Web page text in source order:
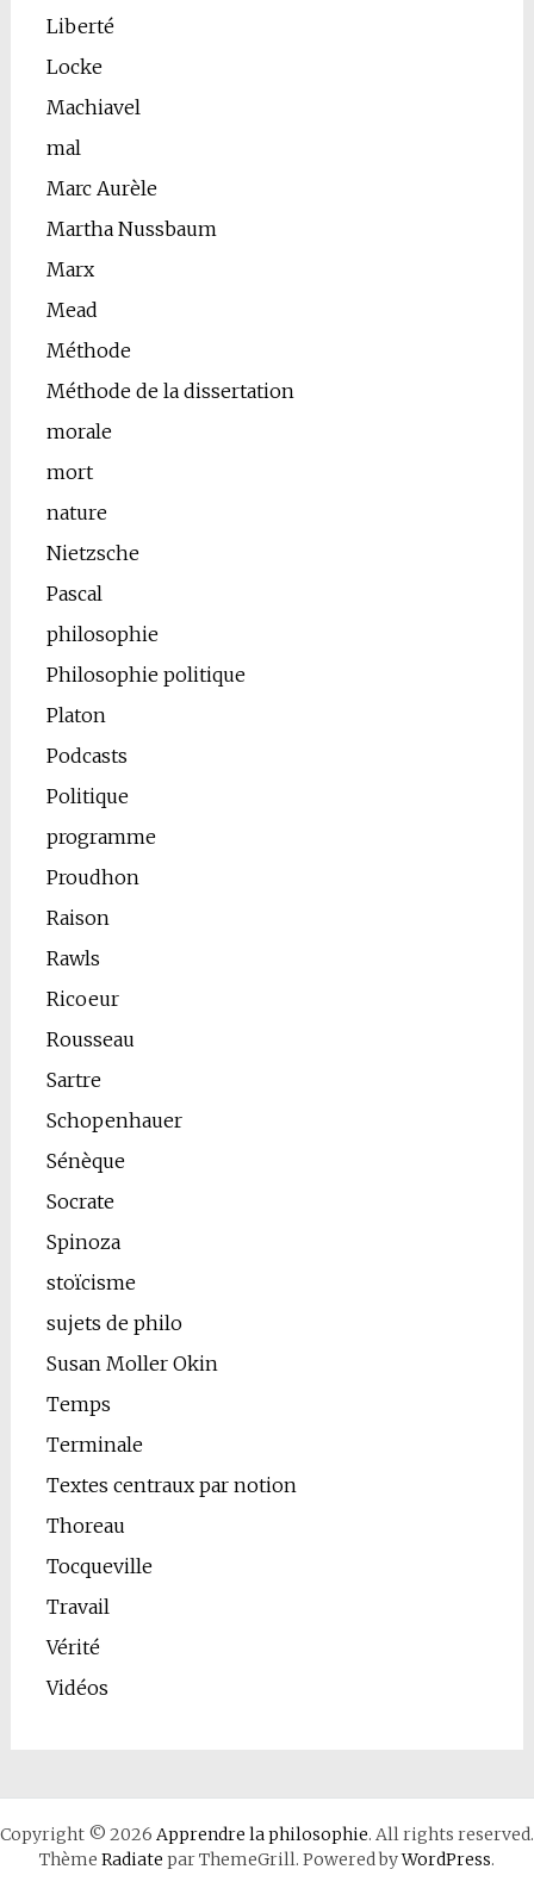
Liberté
Locke
Machiavel
mal
Marc Aurèle
Martha Nussbaum
Marx
Mead
Méthode
Méthode de la dissertation
morale
mort
nature
Nietzsche
Pascal
philosophie
Philosophie politique
Platon
Podcasts
Politique
programme
Proudhon
Raison
Rawls
Ricoeur
Rousseau
Sartre
Schopenhauer
Sénèque
Socrate
Spinoza
stoïcisme
sujets de philo
Susan Moller Okin
Temps
Terminale
Textes centraux par notion
Thoreau
Tocqueville
Travail
Vérité
Vidéos
Copyright © 2026 Apprendre la philosophie. All rights reserved.
Thème Radiate par ThemeGrill. Powered byWordPress.